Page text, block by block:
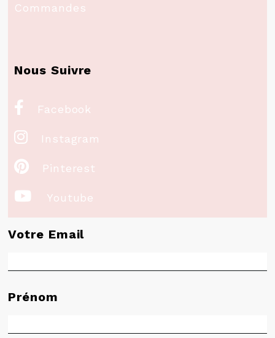
Commandes
Nous Suivre
 Facebook
 Instagram
 Pinterest
 Youtube
Votre Email
Prénom